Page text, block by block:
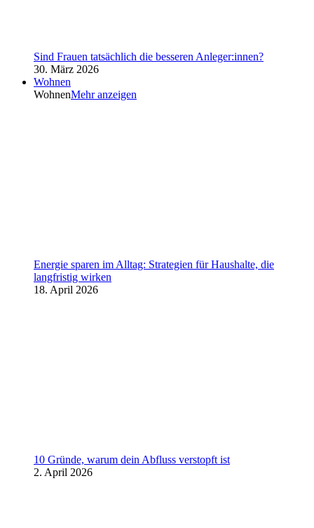
Sind Frauen tatsächlich die besseren Anleger:innen?
30. März 2026
Wohnen
WohnenMehr anzeigen
Energie sparen im Alltag: Strategien für Haushalte, die
langfristig wirken
18. April 2026
10 Gründe, warum dein Abfluss verstopft ist
2. April 2026